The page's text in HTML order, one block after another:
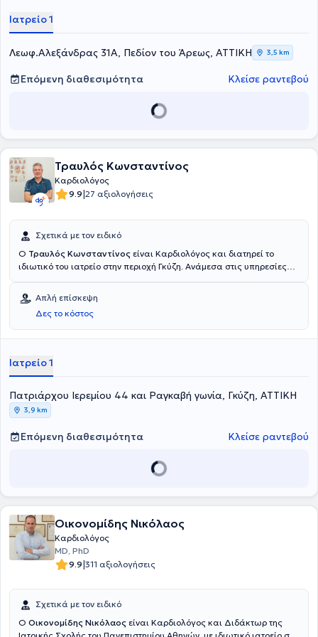
Ιατρείο 1
Λεωφ.Αλεξάνδρας 31Α, Πεδίον του Άρεως, ΑΤΤΙΚΗ 3,5 km
Επόμενη διαθεσιμότητα Κλείσε ραντεβού
Τραυλός Κωνσταντίνος
Καρδιολόγος
9.9|27 αξιολογήσεις
Σχετικά με τον ειδικό
Ο Τραυλός Κωνσταντίνος είναι Καρδιολόγος και διατηρεί το
ιδιωτικό του ιατρείο στην περιοχή Γκύζη. Ανάμεσα στις υπηρεσίες
χοληστερίνης και παρακολούθηση ασθενών με χρόνιες
καρδιολογικές παθήσεις. Εκδίδονται και σχετικές βεβαιώσεις-
πιστοποιητικά.
Απλή επίσκεψη
Δες το κόστος
Ιατρείο 1
Πατριάρχου Ιερεμίου 44 και Ραγκαβή γωνία, Γκύζη, ΑΤΤΙΚΗ
3,9 km
Επόμενη διαθεσιμότητα Κλείσε ραντεβού
Οικονομίδης Νικόλαος
Καρδιολόγος
MD, PhD
9.9|311 αξιολογήσεις
Σχετικά με τον ειδικό
Ο Οικονομίδης Νικόλαος είναι Καρδιολόγος και Διδάκτωρ της